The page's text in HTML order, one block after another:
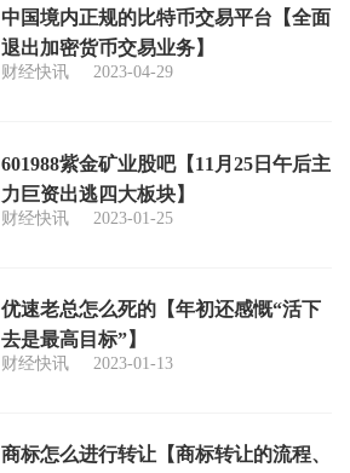
中国境内正规的比特币交易平台【全面
退出加密货币交易业务】
财经快讯 2023-04-29
601988紫金矿业股吧【11月25日午后主
力巨资出逃四大板块】
财经快讯 2023-01-25
优速老总怎么死的【年初还感慨“活下
去是最高目标”】
财经快讯 2023-01-13
商标怎么进行转让【商标转让的流程、